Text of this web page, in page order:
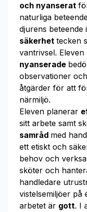
och nyanserat
naturliga
djurens
säkerhet tecken
vantrivsel. Eleven
nyanserade
observationer
åtgärder för att
närmiljö.
Eleven planerar
sitt arbete samt
samråd med
ett etiskt och
behov och
sköter och
handledare
vistelsemiljöer på
arbetet är gott. I